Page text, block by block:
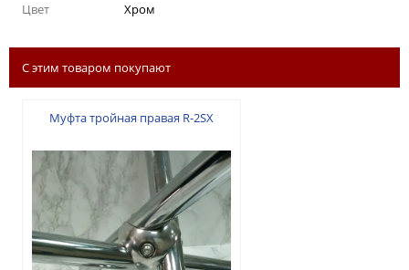
Цвет
Хром
С этим товаром покупают
Муфта тройная правая R-2SX